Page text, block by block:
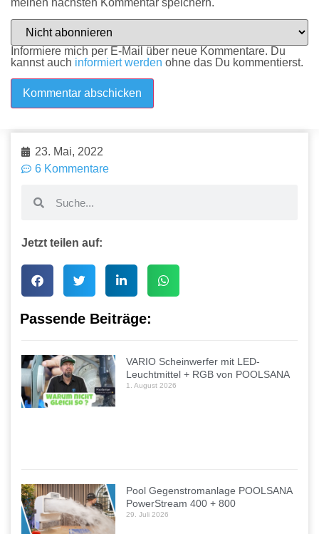
meinen nächsten Kommentar speichern.
Informiere mich per E-Mail über neue Kommentare. Du
kannst auch informiert werden ohne das Du kommentierst.
23. Mai, 2022
6 Kommentare
Jetzt teilen auf:
Passende Beiträge:
VARIO Scheinwerfer mit LED-
Leuchtmittel + RGB von POOLSANA
1. August 2026
Pool Gegenstromanlage POOLSANA
PowerStream 400 + 800
29. Juli 2026